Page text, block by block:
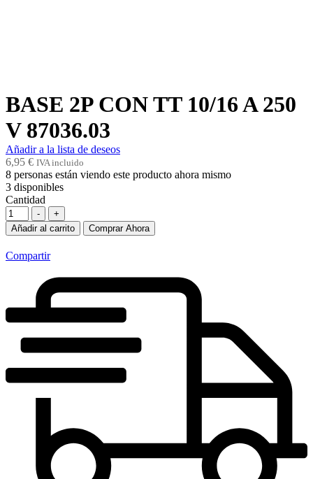
BASE 2P CON TT 10/16 A 250
V 87036.03
Añadir a la lista de deseos
6,95 € IVA incluido
8 personas están viendo este producto ahora mismo
3 disponibles
Cantidad
-
+
Añadir al carrito
Comprar Ahora
Compartir